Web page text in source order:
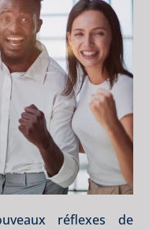
réflexes de